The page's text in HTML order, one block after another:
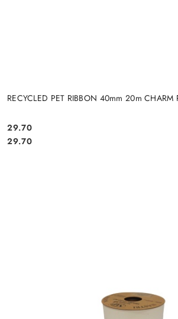
RECYCLED PET RIBBON 40mm 20m CHARM
Cena:
29.70
Cena:
29.70